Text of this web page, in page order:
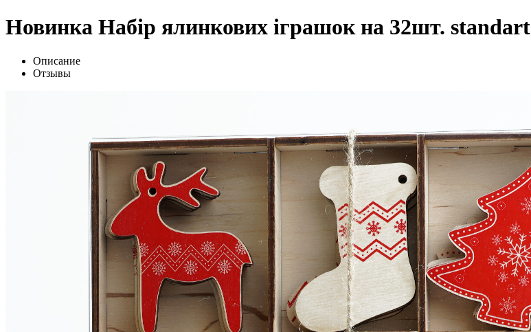
Новинка Набір ялинкових іграшок на 32шт. standart
Описание
Отзывы